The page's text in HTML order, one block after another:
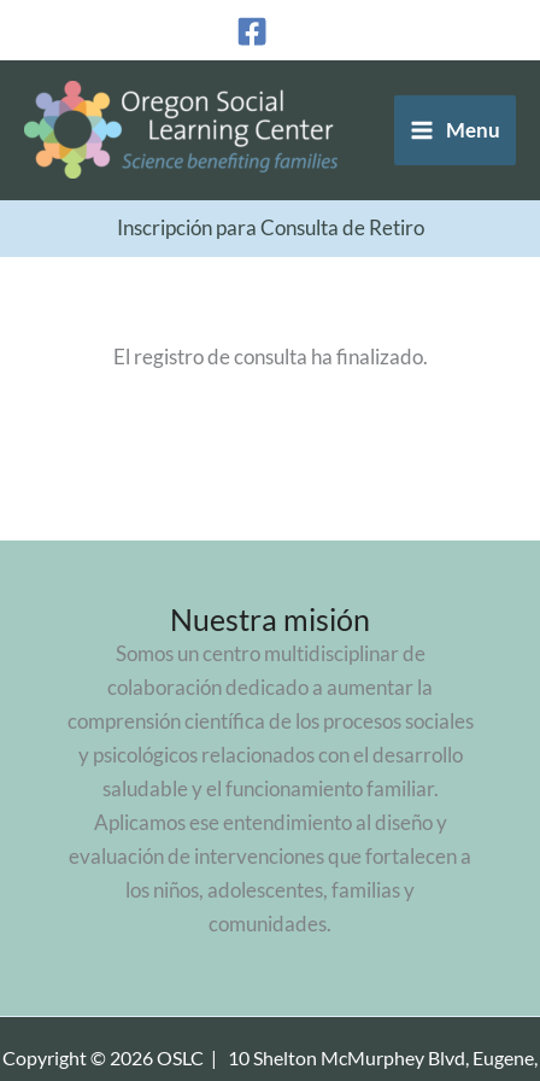
contenido
Menu
Inscripción para Consulta de Retiro
El registro de consulta ha finalizado.
Nuestra misión
Somos un centro multidisciplinar de
colaboración dedicado a aumentar la
comprensión científica de los procesos sociales
y psicológicos relacionados con el desarrollo
saludable y el funcionamiento familiar.
Aplicamos ese entendimiento al diseño y
evaluación de intervenciones que fortalecen a
los niños, adolescentes, familias y
comunidades.
Copyright © 2026 OSLC | 10 Shelton McMurphey Blvd, Eugene,